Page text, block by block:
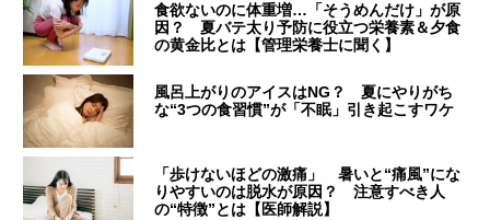
食欲ないのに体重増…「そうめんだけ」が原
因？ 夏バテ太り予防に役立つ栄養素＆夕食
の黄金比とは【管理栄養士に聞く】
風呂上がりのアイスはNG？ 夏にやりがち
な“3つの食習慣”が「不眠」引き起こすワケ
「歩けないほどの激痛」 暑いと“痛風”にな
りやすいのは脱水が原因？ 注意すべき人
の“特徴”とは【医師解説】